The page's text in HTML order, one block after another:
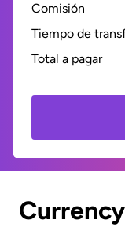
Comisión
Tiempo de
Total a pagar